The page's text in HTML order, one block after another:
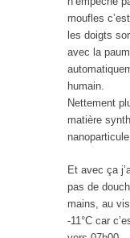
moufles
les doigts
avec la
humain.
Nettement
matière
Et avec ça
pas de
mains, au
-11°C car